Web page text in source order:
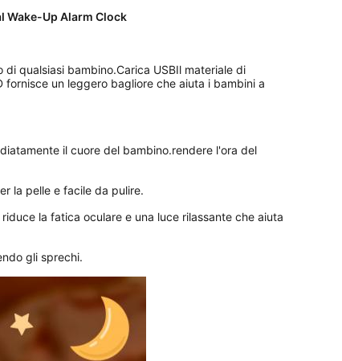
Wake-Up Alarm Clock
qualsiasi bambino.Carica USBIl materiale di
un leggero bagliore che aiuta i bambini a
il cuore del bambino.rendere l'ora del
la pelle e facile da pulire.
la fatica oculare e una luce rilassante che aiuta
gli sprechi.